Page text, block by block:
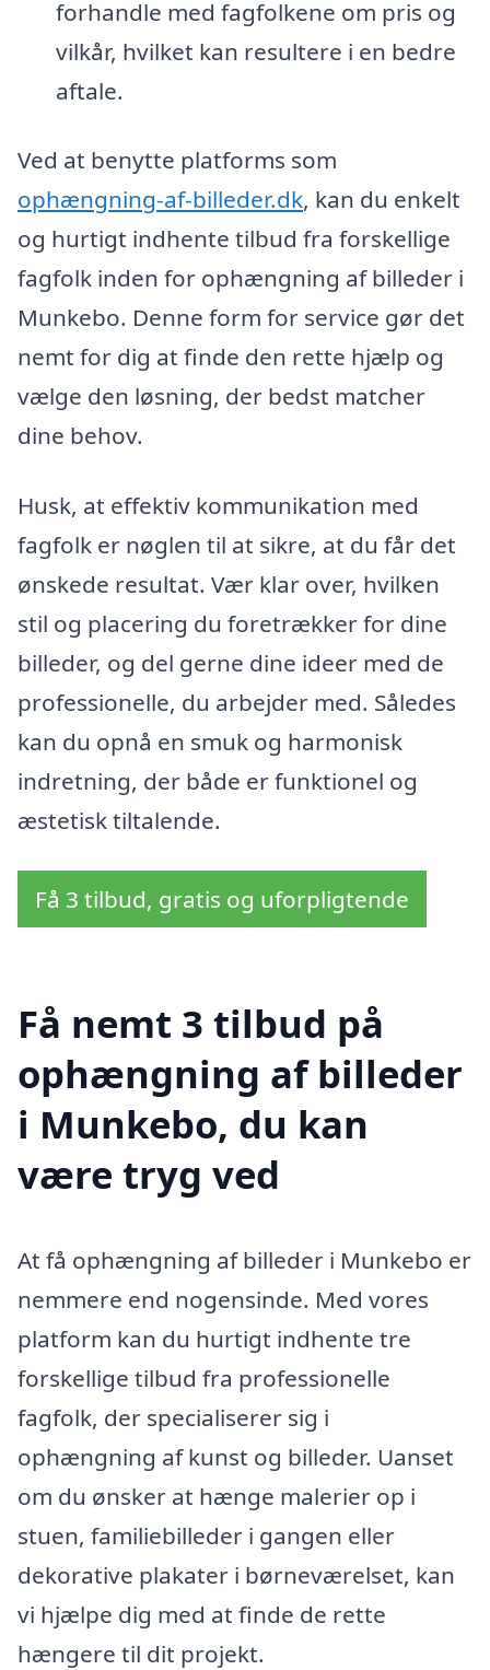
forhandle med fagfolkene om pris og
vilkår, hvilket kan resultere i en bedre
aftale.
Ved at benytte platforms som
ophængning-af-billeder.dk, kan du enkelt
og hurtigt indhente tilbud fra forskellige
fagfolk inden for ophængning af billeder i
Munkebo. Denne form for service gør det
nemt for dig at finde den rette hjælp og
vælge den løsning, der bedst matcher
dine behov.
Husk, at effektiv kommunikation med
fagfolk er nøglen til at sikre, at du får det
ønskede resultat. Vær klar over, hvilken
stil og placering du foretrækker for dine
billeder, og del gerne dine ideer med de
professionelle, du arbejder med. Således
kan du opnå en smuk og harmonisk
indretning, der både er funktionel og
æstetisk tiltalende.
Få 3 tilbud, gratis og uforpligtende
Få nemt 3 tilbud på
ophængning af billeder
i Munkebo, du kan
være tryg ved
At få ophængning af billeder i Munkebo er
nemmere end nogensinde. Med vores
platform kan du hurtigt indhente tre
forskellige tilbud fra professionelle
fagfolk, der specialiserer sig i
ophængning af kunst og billeder. Uanset
om du ønsker at hænge malerier op i
stuen, familiebilleder i gangen eller
dekorative plakater i børneværelset, kan
vi hjælpe dig med at finde de rette
hængere til dit projekt.